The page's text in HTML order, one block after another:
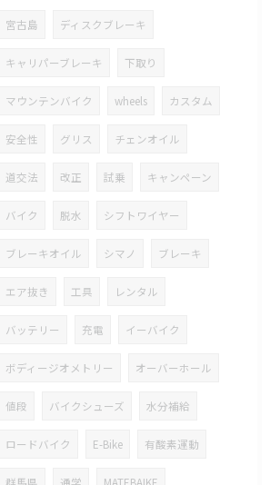
宮古島 ディスクブレーキ
キャリパーブレーキ 下取り
マウンテンバイク wheels カスタム
安全性 グリス チェンオイル
道交法 改正 試乗 キャンペーン
バイク 脱水 シフトワイヤー
ブレーキオイル シマノ ブレーキ
エア抜き 工具 レンタル
バッテリー 充電 イーバイク
ボディージオメトリー オーバーホール
値段 バイクシューズ 水分補給
ロードバイク E-Bike 有酸素運動